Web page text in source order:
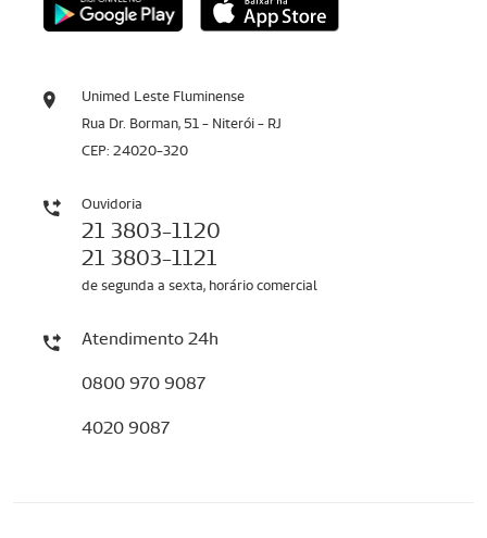
Unimed Leste Fluminense
Rua Dr. Borman, 51 - Niterói - RJ
CEP: 24020-320
Ouvidoria
21 3803-1120
21 3803-1121
de segunda a sexta, horário comercial
Atendimento 24h
0800 970 9087
4020 9087